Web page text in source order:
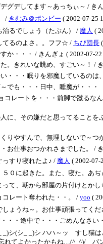
グデしてます～あっちぃ～ / き
/ きむみ＠ボンビー ( 2002-07-25
るでしょう（たぶん） / 魔人 (
てるのよさ。。フフ☆ / ちび団長
か・・・ / きんぎょ ( 2002-07-22
。きれいな眺め、すごい～！ /
・・・眠りを邪魔しているのは
でも・・・日中、睡魔が・・
レートを・・・前脚で蹴るな
に、その嫌だと思ってること
やすんで、無理しないで～つ
仕事おつかれさまでした。 /
っすり寝れたよ♪ / 魔人 ( 2002-07-
０に起きた。また、寝た。あぢ
て、朝から部屋の片付けとか
レート奪われた・・。 / yoo (
ょうね～。お仕事頑張ってくだ
・・途中で・・・ごめんなさい
_)シ(シ_ _)シ ハハ～ッ すし
てよかったかもね…(^_^)/ バ